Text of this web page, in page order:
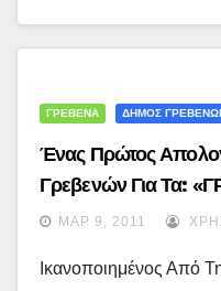
ΓΡΕΒΕΝΑ ΔΗΜΟΣ
Ένας Πρώτος
Γρεβενών Για Τα:
ΑΝΑΚΑΤΩΣΙΑ»…
ΜΑΡ 9, 2011
Ικανοποιημένος Από